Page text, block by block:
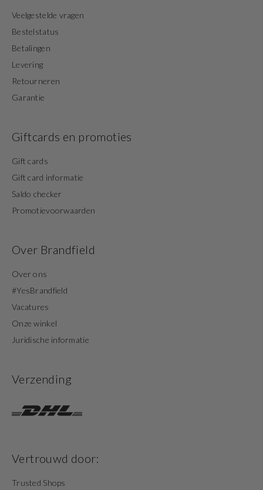
Veelgestelde vragen
Bestelstatus
Betalingen
Levering
Retourneren
Garantie
Giftcards en promoties
Gift cards
Gift card informatie
Saldo checker
Promotievoorwaarden
Over Brandfield
Over ons
#YesBrandfield
Vacatures
Onze winkel
Juridische informatie
Verzending
Vertrouwd door:
Trusted Shops